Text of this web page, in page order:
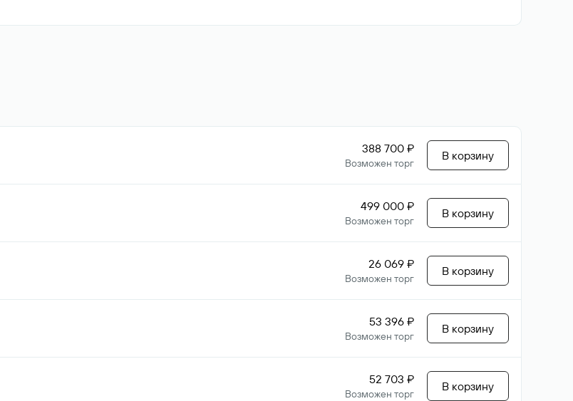
388 700 ₽
Возможен торг
В корзину
499 000 ₽
Возможен торг
В корзину
26 069 ₽
Возможен торг
В корзину
53 396 ₽
Возможен торг
В корзину
52 703 ₽
Возможен торг
В корзину